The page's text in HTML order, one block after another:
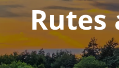
Rutes